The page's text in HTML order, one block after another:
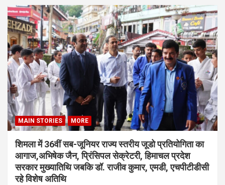
MAIN STORIES MORE
शिमला में 36वीं सब-जूनियर राज्य स्तरीय जूडो प्रतियोगिता का
आगाज,अभिषेक जैन, प्रिंसिपल सेक्रेटरी, हिमाचल प्रदेश
सरकार मुख्यातिथि जबकि डॉ. राजीव कुमार, एमडी, एचपीटीडीसी
रहे विशेष अतिथि